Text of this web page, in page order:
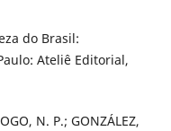
do Brasil:
Ateliê Editorial,
N. P.; GONZÁLEZ,